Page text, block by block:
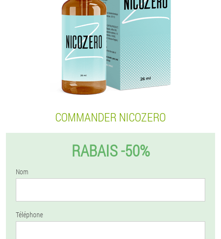
COMMANDER NICOZERO
RABAIS -50%
Nom
Téléphone